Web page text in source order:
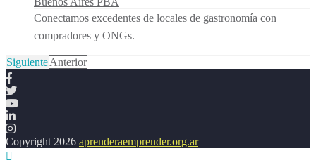
Conectamos excedentes de locales de gastronomía con
compradores y ONGs.
SiguienteAnterior
Copyright 2026 aprenderaemprender.org.ar